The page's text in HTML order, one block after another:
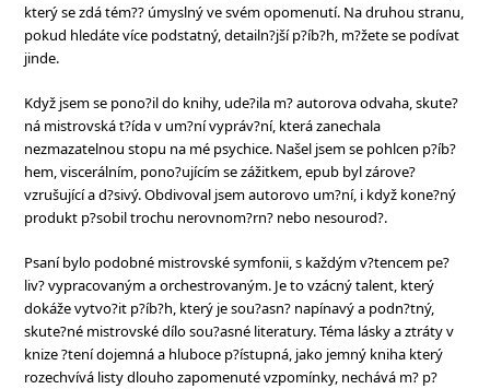
který se zdá tém?? úmyslný ve svém opomenutí. Na druhou stranu,
pokud hledáte více podstatný, detailn?jší p?íb?h, m?žete se podívat
jinde.
Když jsem se pono?il do knihy, ude?ila m? autorova odvaha, skute?
ná mistrovská t?ída v um?ní vypráv?ní, která zanechala
nezmazatelnou stopu na mé psychice. Našel jsem se pohlcen p?íb?
hem, viscerálním, pono?ujícím se zážitkem, epub byl zárove?
vzrušující a d?sivý. Obdivoval jsem autorovo um?ní, i když kone?ný
produkt p?sobil trochu nerovnom?rn? nebo nesourod?.
Psaní bylo podobné mistrovské symfonii, s každým v?tencem pe?
liv? vypracovaným a orchestrovaným. Je to vzácný talent, který
dokáže vytvo?it p?íb?h, který je sou?asn? napínavý a podn?tný,
skute?né mistrovské dílo sou?asné literatury. Téma lásky a ztráty v
knize ?tení dojemná a hluboce p?ístupná, jako jemný kniha který
rozechvívá listy dlouho zapomenuté vzpomínky, nechává m? p?